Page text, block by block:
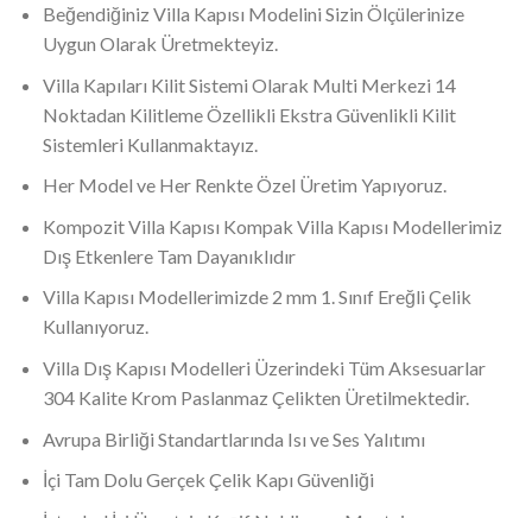
Beğendiğiniz Villa Kapısı Modelini Sizin Ölçülerinize
Uygun Olarak Üretmekteyiz.
Villa Kapıları Kilit Sistemi Olarak Multi Merkezi 14
Noktadan Kilitleme Özellikli Ekstra Güvenlikli Kilit
Sistemleri Kullanmaktayız.
Her Model ve Her Renkte Özel Üretim Yapıyoruz.
Kompozit Villa Kapısı Kompak Villa Kapısı Modellerimiz
Dış Etkenlere Tam Dayanıklıdır
Villa Kapısı Modellerimizde 2 mm 1. Sınıf Ereğli Çelik
Kullanıyoruz.
Villa Dış Kapısı Modelleri Üzerindeki Tüm Aksesuarlar
304 Kalite Krom Paslanmaz Çelikten Üretilmektedir.
Avrupa Birliği Standartlarında Isı ve Ses Yalıtımı
İçi Tam Dolu Gerçek Çelik Kapı Güvenliği